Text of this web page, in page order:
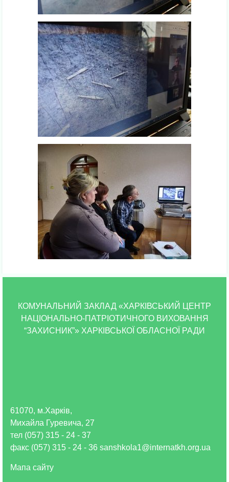
КОМУНАЛЬНИЙ ЗАКЛАД «ХАРКІВСЬКИЙ ЦЕНТР
НАЦІОНАЛЬНО-ПАТРІОТИЧНОГО ВИХОВАННЯ
“ЗАХИСНИК”» ХАРКІВСЬКОЇ ОБЛАСНОЇ РАДИ
61070, м.Харків,
Михайла Гуревича, 27
тел (057) 315 - 24 - 37
факс (057) 315 - 24 - 36 sanshkola1@internatkh.org.ua
Мапа сайту